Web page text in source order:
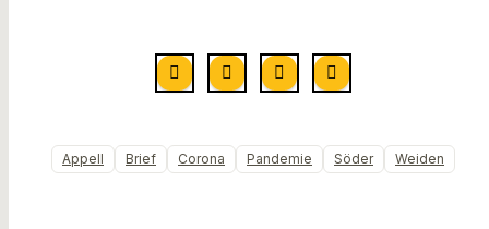
Appell Brief Corona Pandemie Söder Weiden